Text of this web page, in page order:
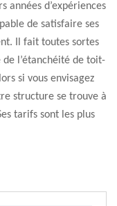
années d’expériences
de satisfaire ses
Il fait toutes sortes
l’étanchéité de toit-
si vous envisagez
structure se trouve à
tarifs sont les plus